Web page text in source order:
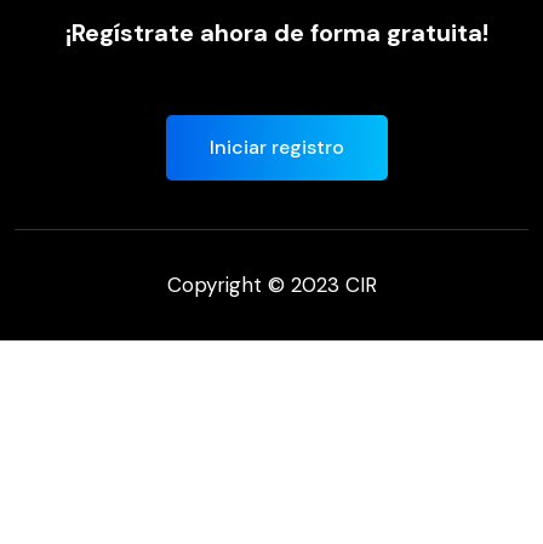
¡Regístrate ahora de forma gratuita!
Iniciar registro
Copyright © 2023 CIR